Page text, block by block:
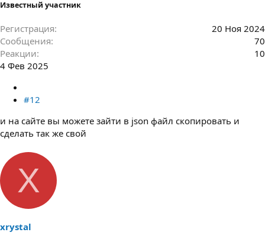
Известный участник
Регистрация
20 Ноя 2024
Сообщения
70
Реакции
10
4 Фев 2025
#12
и на сайте вы можете зайти в json файл скопировать и
сделать так же свой
X
xrystal